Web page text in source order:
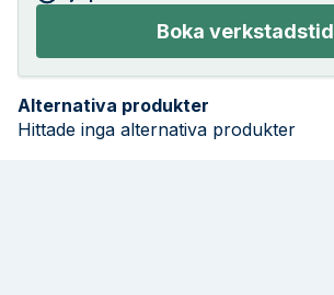
Boka verkstadstid
Alternativa produkter
Hittade inga alternativa produkter